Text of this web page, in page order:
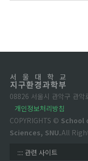
08826 서울시 관악구 관악
개인정보처리방침
COPYRIGHTS © School
Sciences, SNU.All